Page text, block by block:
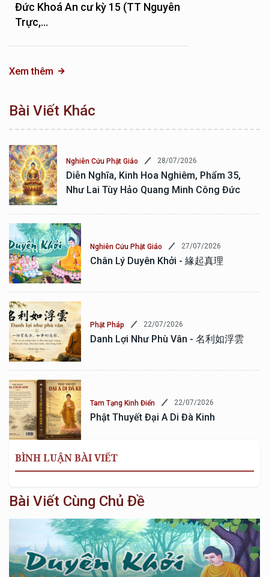
Đức Khoá An cư kỳ 15 (TT Nguyên
Trực,...
Xem thêm
Bài Viết Khác
Nghiên Cứu Phật Giáo 28/07/2026
Diễn Nghĩa, Kinh Hoa Nghiêm, Phẩm 35,
Như Lai Tùy Hảo Quang Minh Công Đức
Nghiên Cứu Phật Giáo 27/07/2026
Chân Lý Duyên Khởi - 緣起真理
Phật Pháp 22/07/2026
Danh Lợi Như Phù Vân - 名利如浮雲
Tam Tạng Kinh Điển 22/07/2026
Phật Thuyết Đại A Di Đà Kinh
BÌNH LUẬN BÀI VIẾT
Bài Viết Cùng Chủ Đề